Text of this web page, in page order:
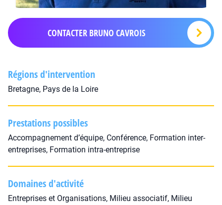
CONTACTER BRUNO CAVROIS
Régions d'intervention
Bretagne, Pays de la Loire
Prestations possibles
Accompagnement d’équipe, Conférence, Formation inter-
entreprises, Formation intra-entreprise
Domaines d'activité
Entreprises et Organisations, Milieu associatif, Milieu